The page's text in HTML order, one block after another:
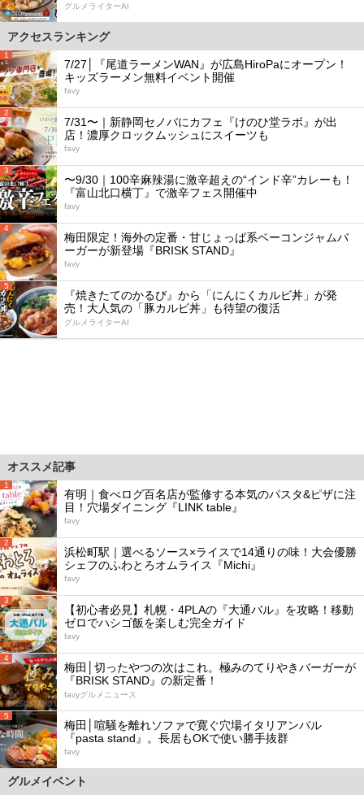
グルメライターAI
アクセスランキング
1
7/27│『尾道ラーメンWAN』が広島HiroPaにオープン！
キッズラーメン無料イベント開催
favy
2
7/31〜｜新静岡セノバにカフェ『けのひ堂ラボ』が出
店！濃厚クロックムッシュにスイーツも
favy
3
〜9/30｜100辛麻辣湯に激辛超えの“インド辛”カレーも！
『富山北口横丁』で激辛フェス開催中
favy
4
梅田限定！海外の定番・甘じょっぱ系ベーコンジャムバ
ーガーが新登場『BRISK STAND』
favy
5
『焼きたてのかるび』から「にんにくカルビ丼」が発
売！大人気の「豚カルビ丼」も待望の復活
グルメライターAI
オススメ記事
1
有明｜食べログ百名店が監修する本気のパスタ&ピザに注
目！穴場ダイニング『LINK table』
favy
2
浜松町駅｜選べるソース×ライスで14通りの味！大会優勝
シェフのふわとろオムライス『Michi』
favy
3
【初心者必見】札幌・4PLAの『大通バル』を攻略！移動
ゼロでハシゴ飯を楽しむ完全ガイド
favy
4
梅田│切ったやつの次はこれ。極みのてりやきバーガーが
『BRISK STAND』の新定番！
favyグルメニュース
5
梅田│喧騒を離れソファで寛ぐ穴場イタリアンバル
『pasta stand』。長居もOKで使い勝手抜群
favy
グルメイベント